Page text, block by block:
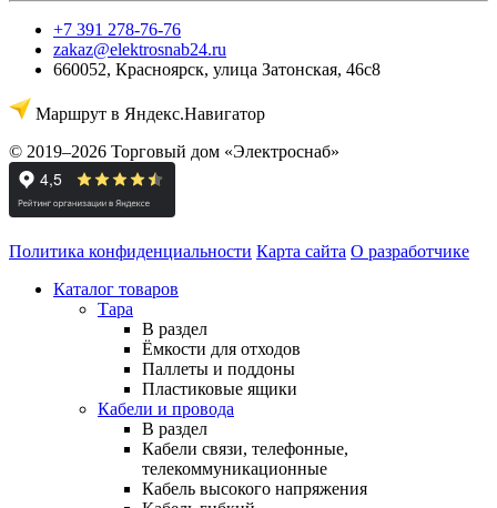
+7 391 278-76-76
zakaz@elektrosnab24.ru
660052, Красноярск, улица Затонская, 46с8
Маршрут в Яндекс.Навигатор
© 2019–2026 Торговый дом «Электроснаб»
Политика конфиденциальности Карта сайта О разработчике
Каталог товаров
Тара
В раздел
Ёмкости для отходов
Паллеты и поддоны
Пластиковые ящики
Кабели и провода
В раздел
Кабели связи, телефонные,
телекоммуникационные
Кабель высокого напряжения